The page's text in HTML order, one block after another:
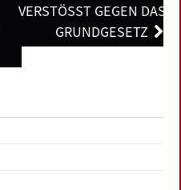
VERSTÖSST GEGEN DAS G
RUNDGESETZ